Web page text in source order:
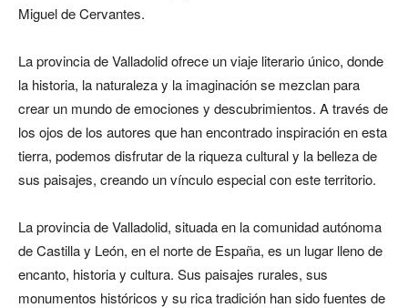
Miguel de Cervantes.
La provincia de Valladolid ofrece un viaje literario único, donde
la historia, la naturaleza y la imaginación se mezclan para
crear un mundo de emociones y descubrimientos. A través de
los ojos de los autores que han encontrado inspiración en esta
tierra, podemos disfrutar de la riqueza cultural y la belleza de
sus paisajes, creando un vínculo especial con este territorio.
La provincia de Valladolid, situada en la comunidad autónoma
de Castilla y León, en el norte de España, es un lugar lleno de
encanto, historia y cultura. Sus paisajes rurales, sus
monumentos históricos y su rica tradición han sido fuentes de